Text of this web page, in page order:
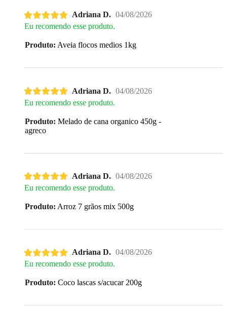
Adriana D. 04/08/2026
Eu recomendo esse produto.
Produto: Aveia flocos medios 1kg
Adriana D. 04/08/2026
Eu recomendo esse produto.
Produto: Melado de cana organico 450g -
agreco
Adriana D. 04/08/2026
Eu recomendo esse produto.
Produto: Arroz 7 grãos mix 500g
Adriana D. 04/08/2026
Eu recomendo esse produto.
Produto: Coco lascas s/acucar 200g